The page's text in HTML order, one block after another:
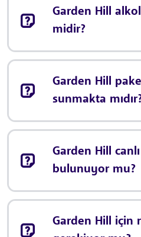
Garden Hill
midir?
Garden Hill
sunmakta
Garden Hill
bulunuyor mu?
Garden Hill için